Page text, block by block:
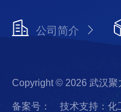
公司简介
Copyright © 2026 武汉
备案号： 技术支持：化